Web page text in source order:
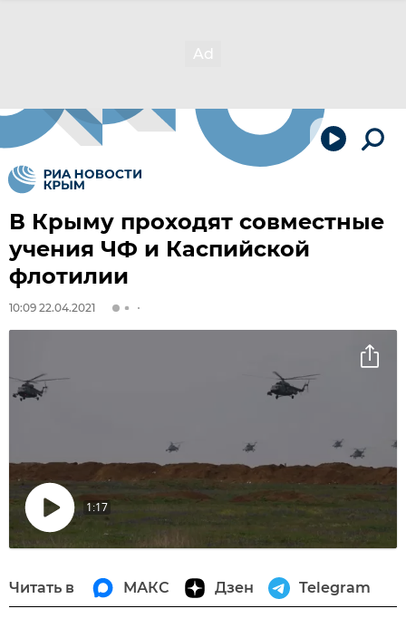
В Крыму проходят совместные
учения ЧФ и Каспийской
флотилии
10:09 22.04.2021
Воспроизвести
1:17
Читать в МАКС Дзен Telegram